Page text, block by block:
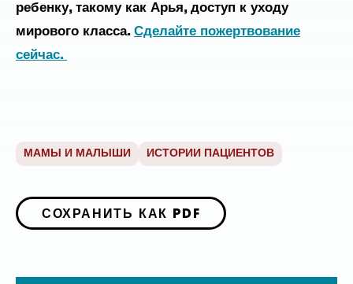
ребенку, такому как Арья, доступ к уходу
мирового класса. Сделайте пожертвование
сейчас.
МАМЫ И МАЛЫШИ ИСТОРИИ ПАЦИЕНТОВ
СОХРАНИТЬ КАК PDF